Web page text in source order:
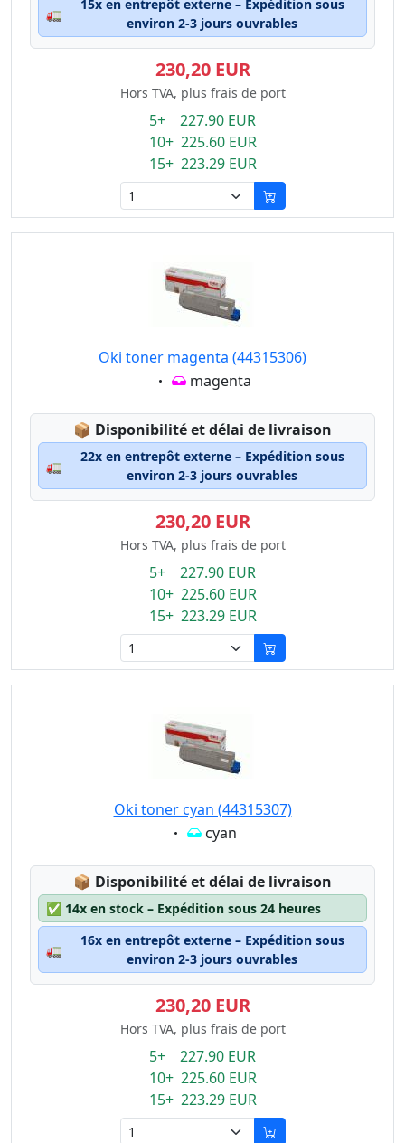
🚛
15x en entrepôt externe – Expédition sous
environ 2-3 jours ouvrables
230,20 EUR
Hors TVA, plus frais de port
5+ 227.90 EUR
10+ 225.60 EUR
15+ 223.29 EUR
Oki toner magenta (44315306)
Eigenschaft:
magenta
📦 Lagerstatus:
Disponibilité et délai de livraison
🚛
22x en entrepôt externe – Expédition sous
environ 2-3 jours ouvrables
230,20 EUR
Hors TVA, plus frais de port
5+ 227.90 EUR
10+ 225.60 EUR
15+ 223.29 EUR
Oki toner cyan (44315307)
Eigenschaft:
cyan
📦 Lagerstatus:
Disponibilité et délai de livraison
✅ 14x en stock – Expédition sous 24 heures
🚛
16x en entrepôt externe – Expédition sous
environ 2-3 jours ouvrables
230,20 EUR
Hors TVA, plus frais de port
5+ 227.90 EUR
10+ 225.60 EUR
15+ 223.29 EUR